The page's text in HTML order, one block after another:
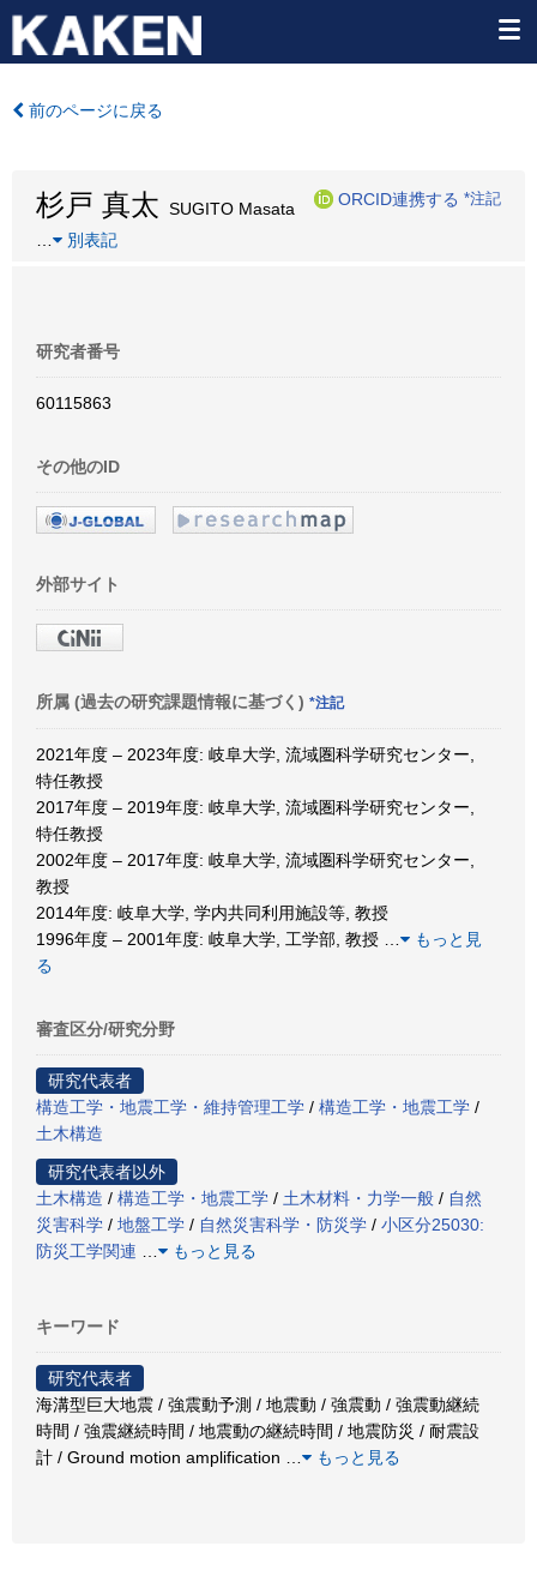
前のページに戻る
杉戸 真太 SUGITO Masata
ORCID連携する *注記
別表記
研究者番号
60115863
その他のID
外部サイト
所属 (過去の研究課題情報に基づく) *注記
2021年度 – 2023年度: 岐阜大学, 流域圏科学研究センター,
特任教授
2017年度 – 2019年度: 岐阜大学, 流域圏科学研究センター,
特任教授
2002年度 – 2017年度: 岐阜大学, 流域圏科学研究センター,
教授
2014年度: 岐阜大学, 学内共同利用施設等, 教授
1996年度 – 2001年度: 岐阜大学, 工学部, 教授
もっと見
る
審査区分/研究分野
研究代表者
構造工学・地震工学・維持管理工学 / 構造工学・地震工学 /
土木構造
研究代表者以外
土木構造 / 構造工学・地震工学 / 土木材料・力学一般 / 自然
災害科学 / 地盤工学 / 自然災害科学・防災学 / 小区分25030:
防災工学関連
もっと見る
キーワード
研究代表者
海溝型巨大地震 / 強震動予測 / 地震動 / 強震動 / 強震動継続
時間 / 強震継続時間 / 地震動の継続時間 / 地震防災 / 耐震設
計 / Ground motion amplification
もっと見る